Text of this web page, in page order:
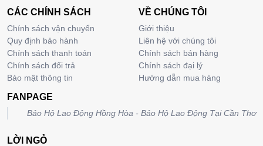
CÁC CHÍNH SÁCH
Chính sách vận chuyển
Quy định bảo hành
Chính sách thanh toán
Chính sách đổi trả
Bảo mật thông tin
VỀ CHÚNG TÔI
Giới thiệu
Liên hệ với chúng tôi
Chính sách bán hàng
Chính sách đại lý
Hướng dẫn mua hàng
FANPAGE
Bảo Hộ Lao Động Hồng Hòa - Bảo Hộ Lao Động Tại Cần Thơ
LỜI NGỎ